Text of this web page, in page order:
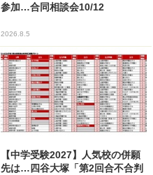
参加…合同相談会10/12
2026.8.5
【中学受験2027】人気校の併願
先は…四谷大塚「第2回合不合判